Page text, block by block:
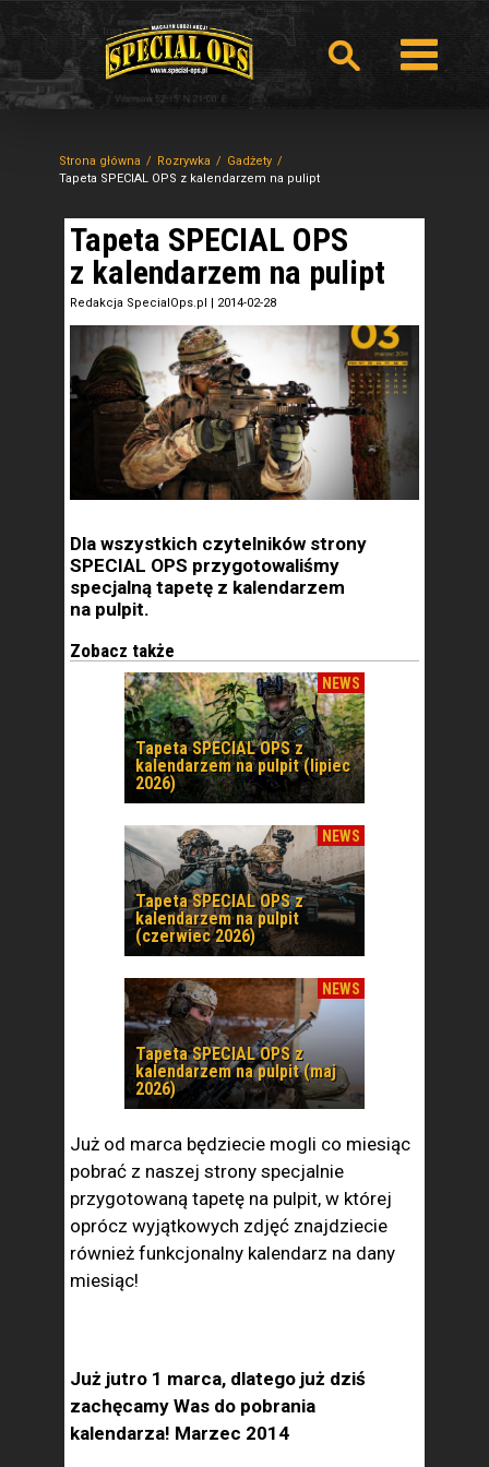
Strona główna Rozrywka
Gadżety
Tapeta SPECIAL OPS z kalendarzem na pulipt
Tapeta SPECIAL OPS
z kalendarzem na pulipt
Redakcja SpecialOps.pl | 2014-02-28
Dla wszystkich czytelników strony
SPECIAL OPS przygotowaliśmy
specjalną tapetę z kalendarzem
na pulpit.
Zobacz także
NEWS
Tapeta SPECIAL OPS z
kalendarzem na pulpit (lipiec
2026)
NEWS
Tapeta SPECIAL OPS z
kalendarzem na pulpit
(czerwiec 2026)
NEWS
Tapeta SPECIAL OPS z
kalendarzem na pulpit (maj
2026)
Już od marca będziecie mogli co miesiąc
pobrać z naszej strony specjalnie
przygotowaną tapetę na pulpit, w której
oprócz wyjątkowych zdjęć znajdziecie
również funkcjonalny kalendarz na dany
miesiąc!
Już jutro 1 marca, dlatego już dziś
zachęcamy Was do pobrania
kalendarza! Marzec 2014